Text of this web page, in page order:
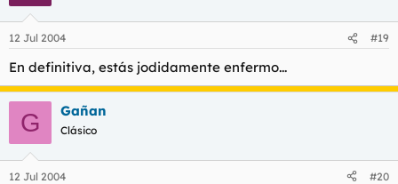
12 Jul 2004 #19
En definitiva, estás jodidamente enfermo...
G Gañan
Clásico
12 Jul 2004 #20